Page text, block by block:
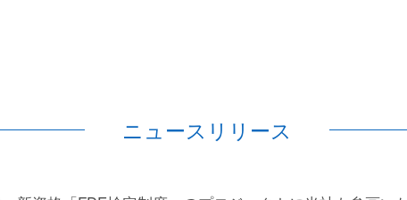
ニュースリリース